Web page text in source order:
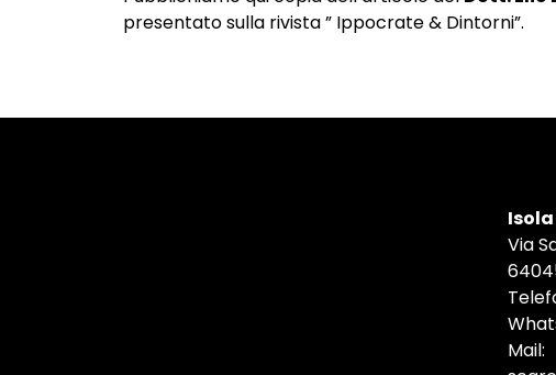
presentato sulla rivista ” Ippocrate & Dintorni”.
Via
Mail: